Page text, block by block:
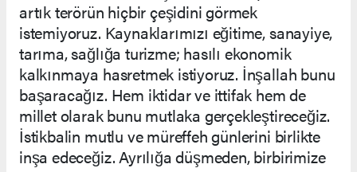
artık terörün hiçbir çeşidini görmek
istemiyoruz. Kaynaklarımızı eğitime, sanayiye,
tarıma, sağlığa turizme; hasılı ekonomik
kalkınmaya hasretmek istiyoruz. İnşallah bunu
başaracağız. Hem iktidar ve ittifak hem de
millet olarak bunu mutlaka gerçekleştireceğiz.
İstikbalin mutlu ve müreffeh günlerini birlikte
inşa edeceğiz. Ayrılığa düşmeden, birbirimize